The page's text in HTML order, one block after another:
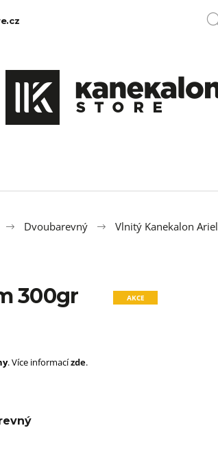
Dvoubarevný Vlnitý Kanekalon
300gr
AKCE
. Více informacízde.
potřebujete najít?
1